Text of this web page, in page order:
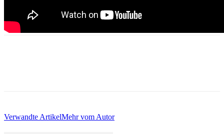
Verwandte ArtikelMehr vom Autor